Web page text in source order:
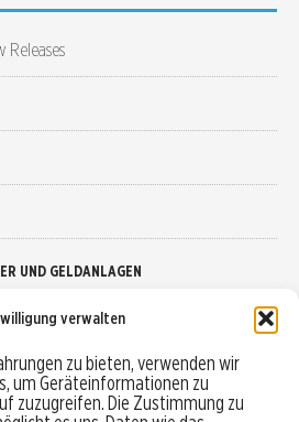
verwalten
zu bieten, verwenden wir
um Geräteinformationen zu
zuzugreifen. Die Zustimmung zu
Releases
UND GELDANLAGEN